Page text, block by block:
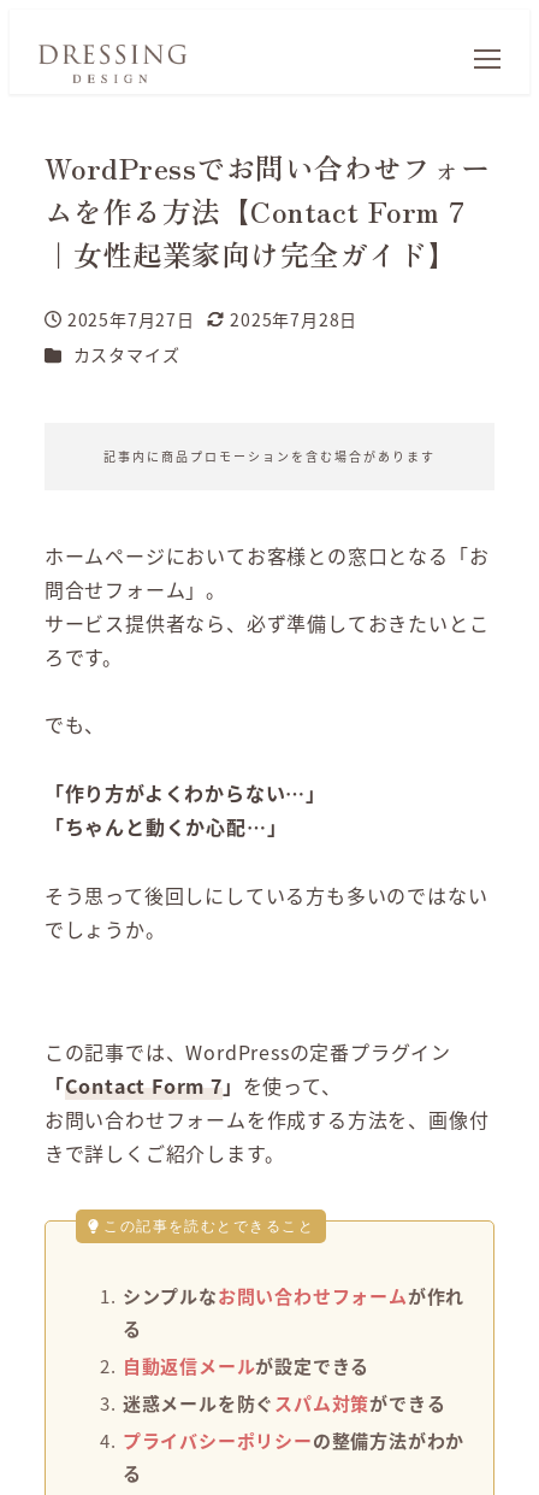
WordPressでお問い合わせフォー
ムを作る方法【Contact Form 7
｜女性起業家向け完全ガイド】
投稿日
2025年7月27日
更新日
2025年7月28日
カテゴリー
カスタマイズ
記事内に商品プロモーションを含む場合があります
ホームページにおいてお客様との窓口となる「お
問合せフォーム」。
サービス提供者なら、必ず準備しておきたいとこ
ろです。
でも、
「作り方がよくわからない…」
「ちゃんと動くか心配…」
そう思って後回しにしている方も多いのではない
でしょうか。
この記事では、WordPressの定番プラグイン
「Contact Form 7」 を使って、
お問い合わせフォームを作成する方法を、画像付
きで詳しくご紹介します。
この記事を読むとできること
シンプルなお問い合わせフォームが作れ
る
自動返信メールが設定できる
迷惑メールを防ぐスパム対策ができる
プライバシーポリシーの整備方法がわか
る